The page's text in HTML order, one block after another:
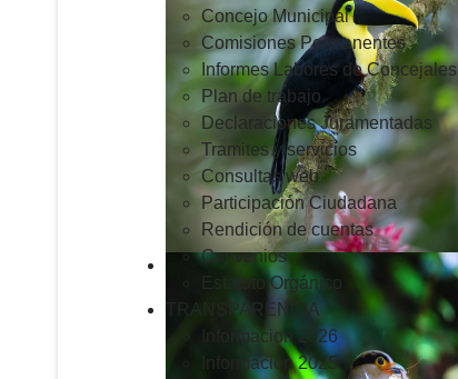
Concejo Municipal
Comisiones Permanentes
Informes Labores de Concejales
Plan de trabajo
Declaraciones Juramentadas
Tramites y servicios
Consultas web
Participación Ciudadana
Rendición de cuentas
Convenios
Estatuto Orgánico
TRANSPARENCIA
Informacion 2026
Informacion 2025